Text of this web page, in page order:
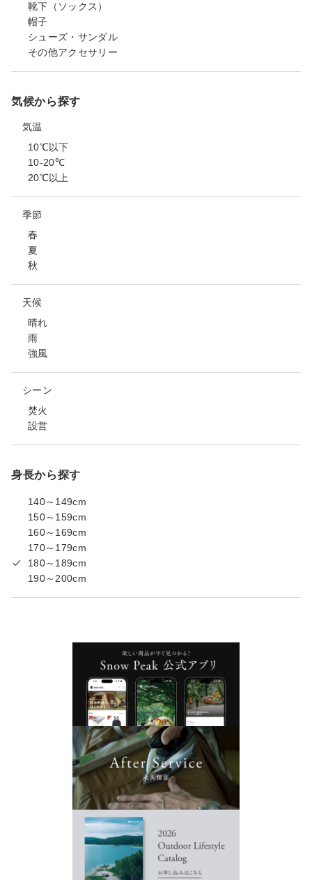
靴下（ソックス）
帽子
シューズ・サンダル
その他アクセサリー
気候から探す
気温
10℃以下
10-20℃
20℃以上
季節
春
夏
秋
天候
晴れ
雨
強風
シーン
焚火
設営
身長から探す
140～149cm
150～159cm
160～169cm
170～179cm
180～189cm
190～200cm